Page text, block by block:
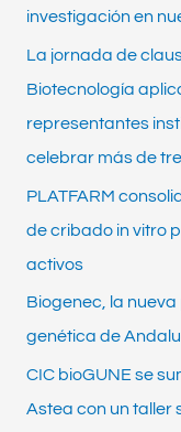
investigación en
La jornada de
Biotecnología
representantes
celebrar más de
PLATFARM
de cribado in vitro
activos
Biogenec, la
genética de
CIC bioGUNE se
Astea con un taller